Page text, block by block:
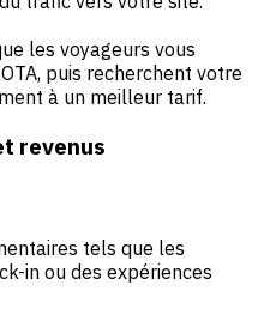
les voyageurs vous
puis recherchent votre
à un meilleur tarif.
revenus
tels que les
in ou des expériences